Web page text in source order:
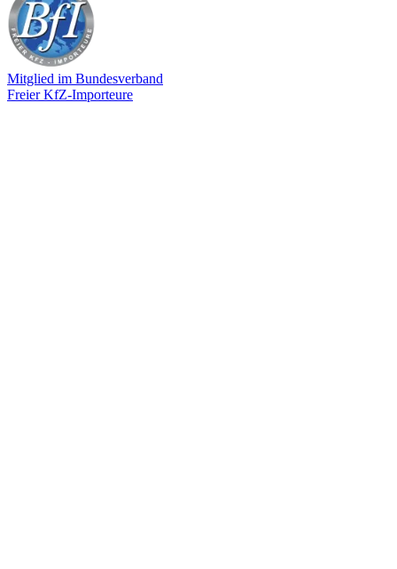
Mitglied im Bundesverband
Freier KfZ-Importeure